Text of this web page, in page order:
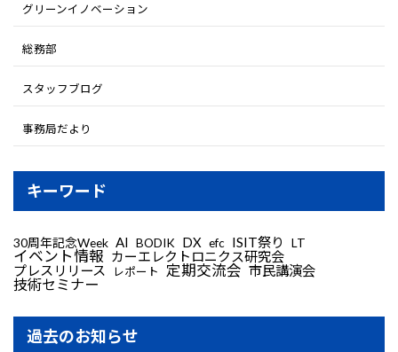
グリーンイノベーション
総務部
スタッフブログ
事務局だより
キーワード
30周年記念Week AI BODIK DX efc ISIT祭り LT
イベント情報 カーエレクトロニクス研究会
プレスリリース
レポート 定期交流会 市民講演会
技術セミナー
過去のお知らせ